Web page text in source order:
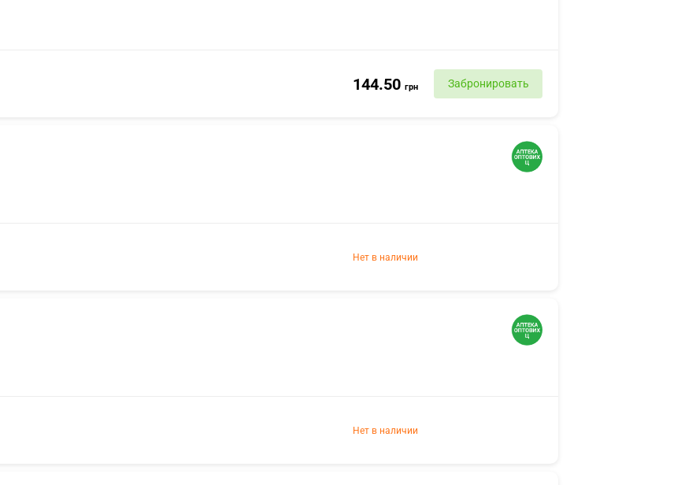
144.50 грн Забронировать
Нет в наличии
Нет в наличии